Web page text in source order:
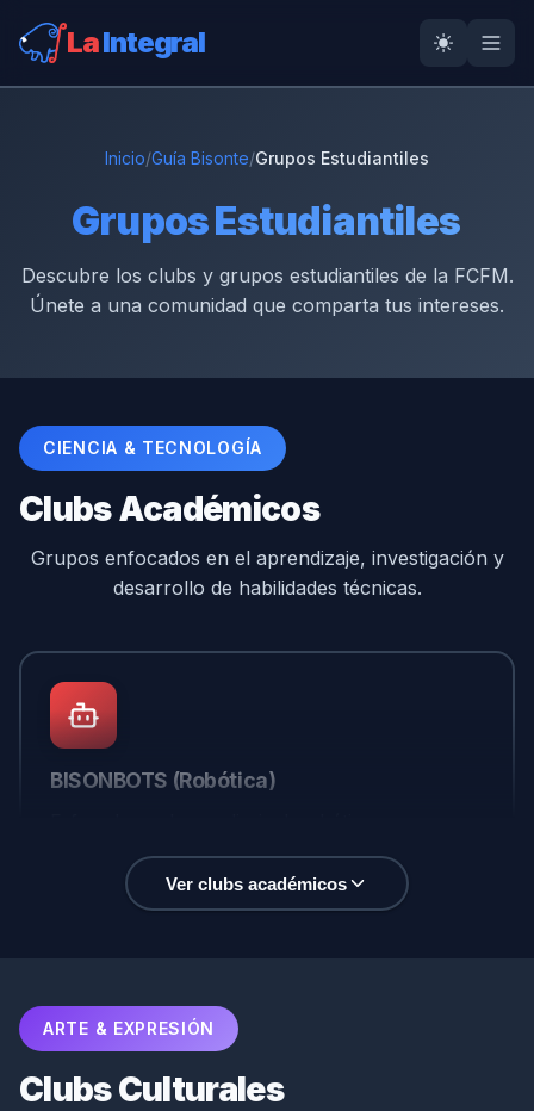
LaIntegral
Inicio/Guía Bisonte/Grupos Estudiantiles
Grupos Estudiantiles
Descubre los clubs y grupos estudiantiles de la FCFM.
Únete a una comunidad que comparta tus intereses.
CIENCIA & TECNOLOGÍA
Clubs Académicos
Grupos enfocados en el aprendizaje, investigación y
desarrollo de habilidades técnicas.
BISONBOTS (Robótica)
automatización y tecnologías emergentes en
ingeniería.
Ver clubs académicos
ARTE & EXPRESIÓN
Clubs Culturales